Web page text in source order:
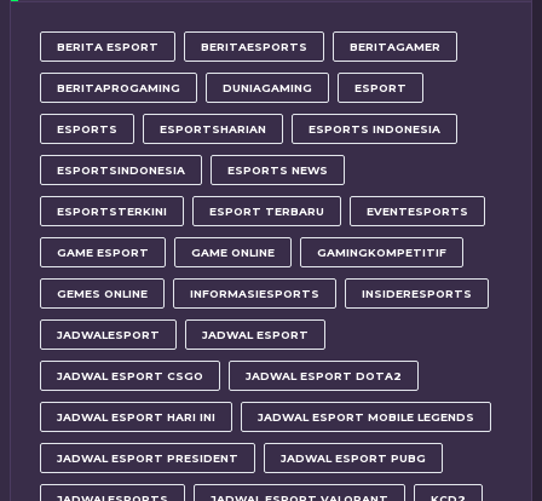
BERITA ESPORT BERITAESPORTS BERITAGAMER
BERITAPROGAMING DUNIAGAMING ESPORT
ESPORTS ESPORTSHARIAN ESPORTS INDONESIA
ESPORTSINDONESIA ESPORTS NEWS
ESPORTSTERKINI ESPORT TERBARU EVENTESPORTS
GAME ESPORT GAME ONLINE GAMINGKOMPETITIF
GEMES ONLINE INFORMASIESPORTS INSIDERESPORTS
JADWALESPORT JADWAL ESPORT
JADWAL ESPORT CSGO JADWAL ESPORT DOTA2
JADWAL ESPORT HARI INI JADWAL ESPORT MOBILE LEGENDS
JADWAL ESPORT PRESIDENT JADWAL ESPORT PUBG